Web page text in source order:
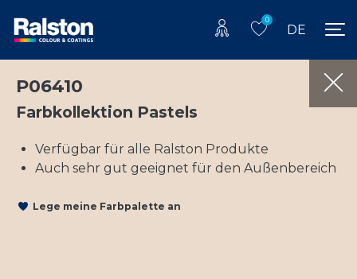
0
DE
P06410
Farbkollektion Pastels
Verfügbar für alle Ralston Produkte
Auch sehr gut geeignet für den Außenbereich
Lege meine Farbpalette an